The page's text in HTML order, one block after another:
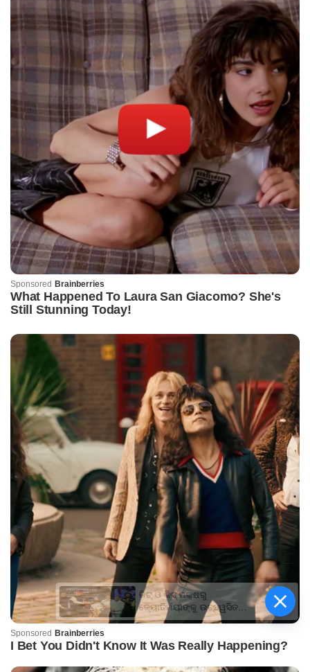
କିଟ୍‍ ଓ କିସ୍‍ ପକ୍ଷରୁ
ଜ୍ୟୋତିର୍ମୟୀଙ୍କୁ ଉଚ୍ଛ୍ୱସିତ
ସମ୍ବର୍ଦ୍ଧନା; ୫ଲକ୍ଷ ଟଙ୍କାର